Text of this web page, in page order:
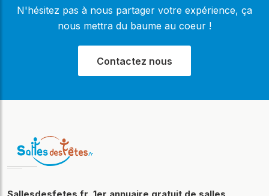
N'hésitez pas à nous partager votre expérience, ça
nous mettra du baume au coeur !
Contactez nous